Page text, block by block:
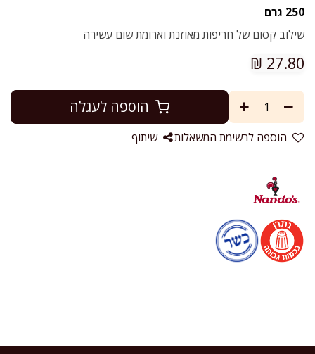
250 גרם
שילוב קסום של חריפות מאוזנת וארומת שום עשירה
27.80
₪
הוספה לעגלה
הוספה לרשימת המשאלות שיתוף